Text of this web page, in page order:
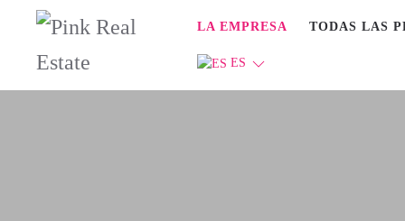
LA EMPRESA TODAS LAS
ES